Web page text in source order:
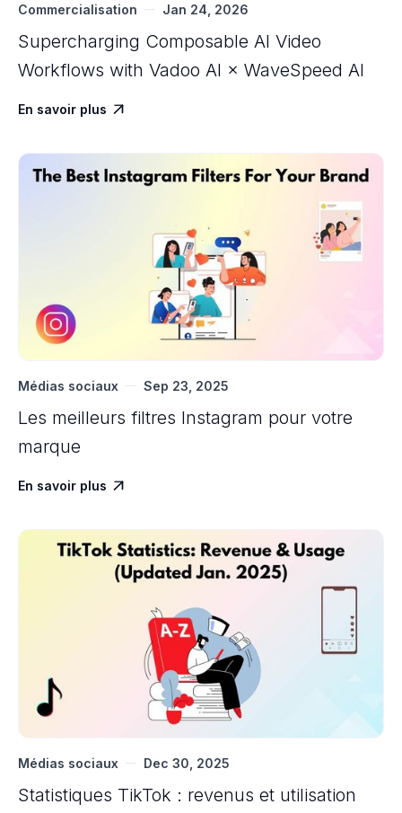
Commercialisation Jan 24, 2026
Supercharging Composable AI Video
Workflows with ‍Vadoo AI × WaveSpeed AI
En savoir plus 
Médias sociaux Sep 23, 2025
Les meilleurs filtres Instagram pour votre
marque
En savoir plus 
Médias sociaux Dec 30, 2025
Statistiques TikTok : revenus et utilisation